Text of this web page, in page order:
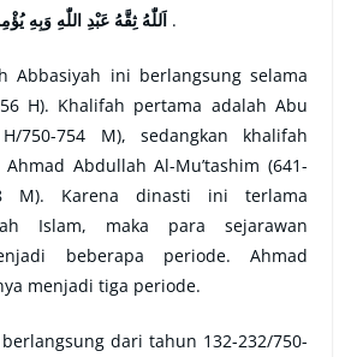
اَللّٰهُ ثِقَّهُ عَبْدِ اللّٰهِ وَبِهِ يُؤْمِنُ .
Abbasiyah ini berlangsung selama
H). Khalifah pertama adalah Abu
750-754 M), sedangkan khalifah
Abdullah Al-Mu’tashim (641-
M). Karena dinasti ini terlama
Islam, maka para sejarawan
beberapa periode. Ahmad
menjadi tiga periode.
berlangsung dari tahun 132-232/750-